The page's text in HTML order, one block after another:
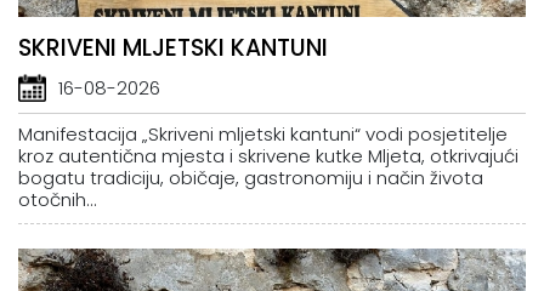
SKRIVENI MLJETSKI KANTUNI
16-08-2026
Manifestacija „Skriveni mljetski kantuni“ vodi posjetitelje
kroz autentična mjesta i skrivene kutke Mljeta, otkrivajući
bogatu tradiciju, običaje, gastronomiju i način života
otočnih...